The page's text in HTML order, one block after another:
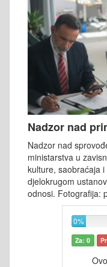
Nadzor nad
Nadzor nad
ministarstva u
kulture, saobraćaja
djelokrugom
odnosi. Fotografija:
0%
Za: 0